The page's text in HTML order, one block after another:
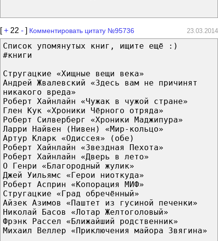
[+ 22 - ] Комментировать цитату №95736 23.03.2014
Список упомянутых книг, ищите ещё :)
#книги
Стругацкие «Хищные вещи века»
Андрей Жвалевский «Здесь вам не причинят
никакого вреда»
Роберт Хайнлайн «Чужак в чужой стране»
Глен Кук «Хроники Чёрного отряда»
Роберт Силверберг «Хроники Маджипура»
Ларри Найвен (Нивен) «Мир-кольцо»
Артур Кларк «Одиссея» (обе)
Роберт Хайнлайн «Звездная Пехота»
Роберт Хайнлайн «Дверь в лето»
О Генри «Благородный жулик»
Джей Уильямс «Герои ниоткуда»
Роберт Асприн «Копорация МИФ»
Стругацкие «Град обречённый»
Айзек Азимов «Паштет из гусиной печенки»
Николай Басов «Лотар Желтоголовый»
Фрэнк Рассел «Ближайший родственник»
Михаил Веллер «Приключения майора Звягина»